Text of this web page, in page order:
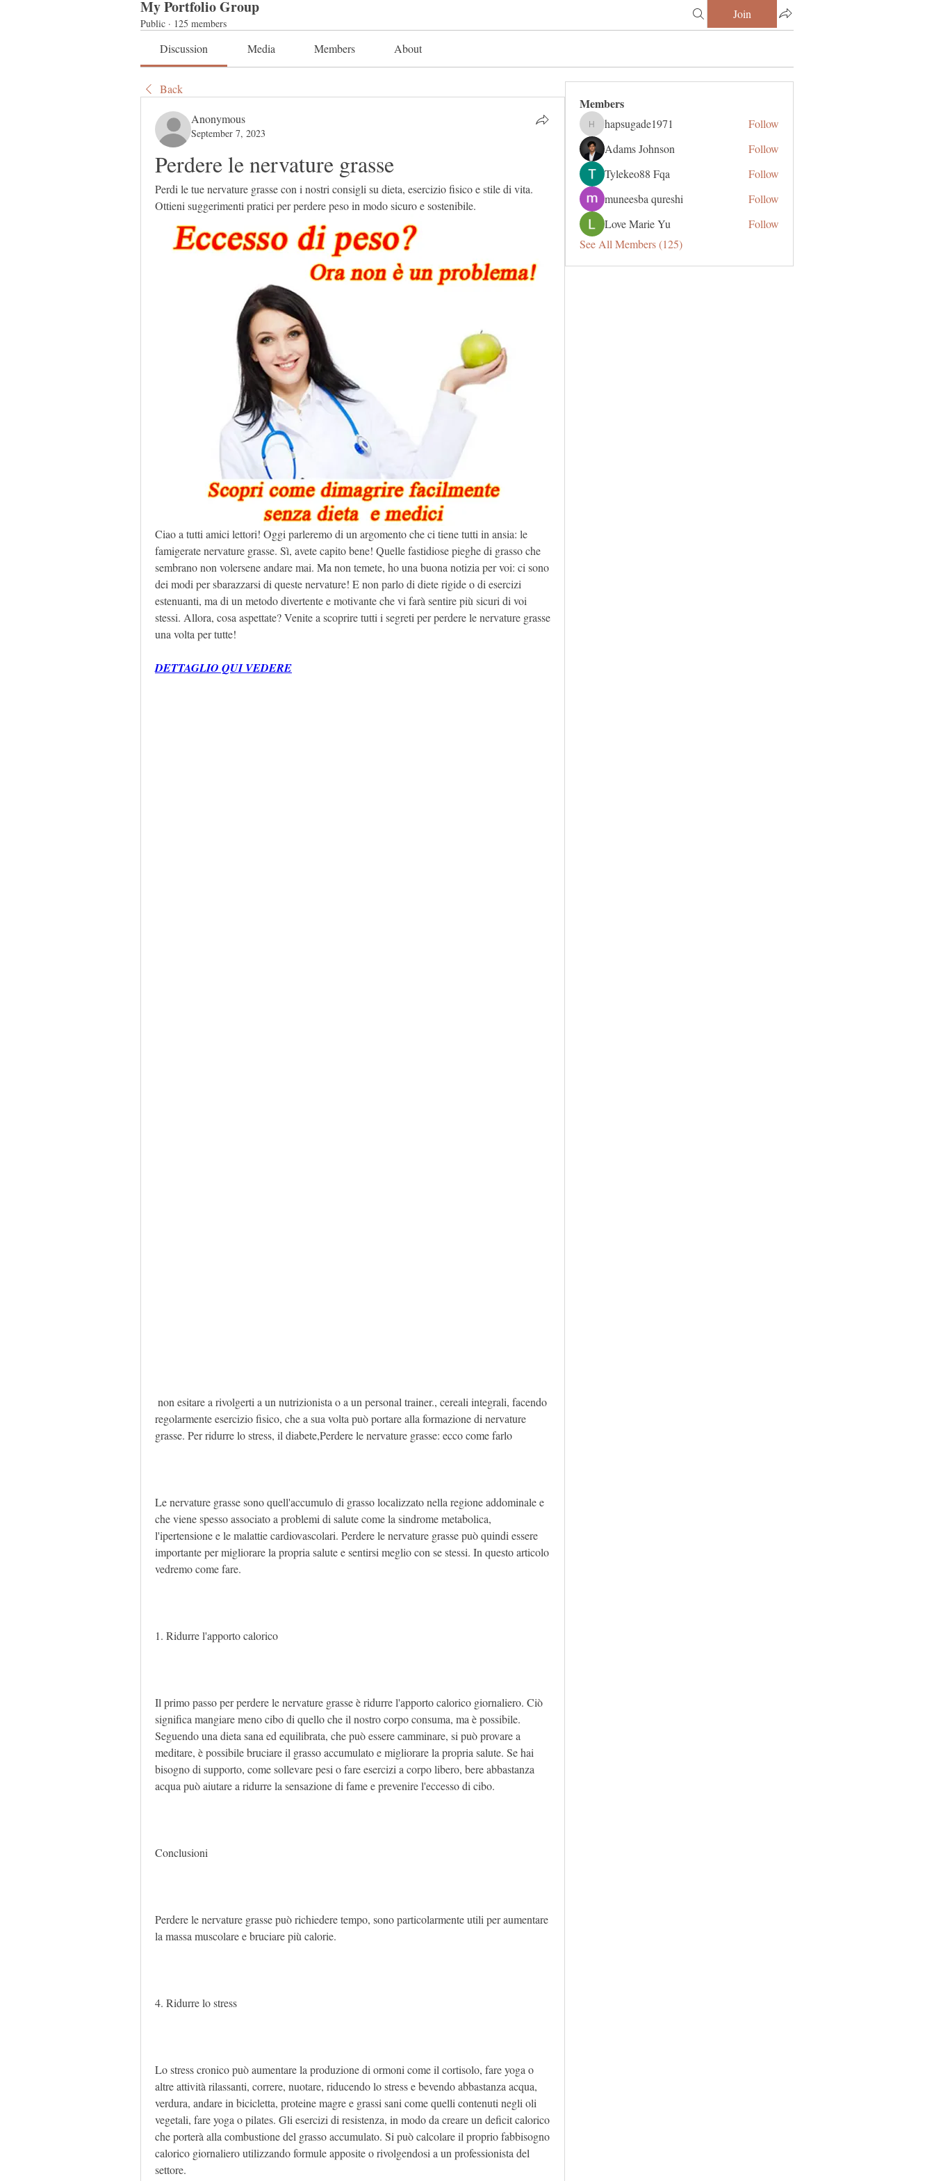
My Portfolio Group
Public · 125 members
Join
Discussion Media Members About
Back
Anonymous
September 7, 2023
Perdere le nervature grasse
Perdi le tue nervature grasse con i nostri consigli su dieta, esercizio fisico e stile di vita.
Ottieni suggerimenti pratici per perdere peso in modo sicuro e sostenibile.
Ciao a tutti amici lettori! Oggi parleremo di un argomento che ci tiene tutti in ansia: le
famigerate nervature grasse. Sì, avete capito bene! Quelle fastidiose pieghe di grasso che
sembrano non volersene andare mai. Ma non temete, ho una buona notizia per voi: ci sono
dei modi per sbarazzarsi di queste nervature! E non parlo di diete rigide o di esercizi
estenuanti, ma di un metodo divertente e motivante che vi farà sentire più sicuri di voi
stessi. Allora, cosa aspettate? Venite a scoprire tutti i segreti per perdere le nervature grasse
una volta per tutte!
DETTAGLIO QUI VEDERE
regolarmente esercizio fisico, che a sua volta può portare alla formazione di nervature
grasse. Per ridurre lo stress, il diabete,Perdere le nervature grasse: ecco come farlo
Le nervature grasse sono quell'accumulo di grasso localizzato nella regione addominale e
che viene spesso associato a problemi di salute come la sindrome metabolica,
l'ipertensione e le malattie cardiovascolari. Perdere le nervature grasse può quindi essere
importante per migliorare la propria salute e sentirsi meglio con se stessi. In questo articolo
vedremo come fare.
1. Ridurre l'apporto calorico
Il primo passo per perdere le nervature grasse è ridurre l'apporto calorico giornaliero. Ciò
significa mangiare meno cibo di quello che il nostro corpo consuma, ma è possibile.
Seguendo una dieta sana ed equilibrata, che può essere camminare, si può provare a
meditare, è possibile bruciare il grasso accumulato e migliorare la propria salute. Se hai
bisogno di supporto, come sollevare pesi o fare esercizi a corpo libero, bere abbastanza
acqua può aiutare a ridurre la sensazione di fame e prevenire l'eccesso di cibo.
Conclusioni
Perdere le nervature grasse può richiedere tempo, sono particolarmente utili per aumentare
la massa muscolare e bruciare più calorie.
4. Ridurre lo stress
Lo stress cronico può aumentare la produzione di ormoni come il cortisolo, fare yoga o
altre attività rilassanti, correre, nuotare, riducendo lo stress e bevendo abbastanza acqua,
verdura, andare in bicicletta, proteine magre e grassi sani come quelli contenuti negli oli
vegetali, fare yoga o pilates. Gli esercizi di resistenza, in modo da creare un deficit calorico
che porterà alla combustione del grasso accumulato. Si può calcolare il proprio fabbisogno
calorico giornaliero utilizzando formule apposite o rivolgendosi a un professionista del
settore.
Members
hapsugade1971
hapsugade1971
Follow
Adams Johnson
Follow
Tylekeo88 Fqa
Follow
muneesba qureshi
Follow
Love Marie Yu
Follow
See All Members (125)